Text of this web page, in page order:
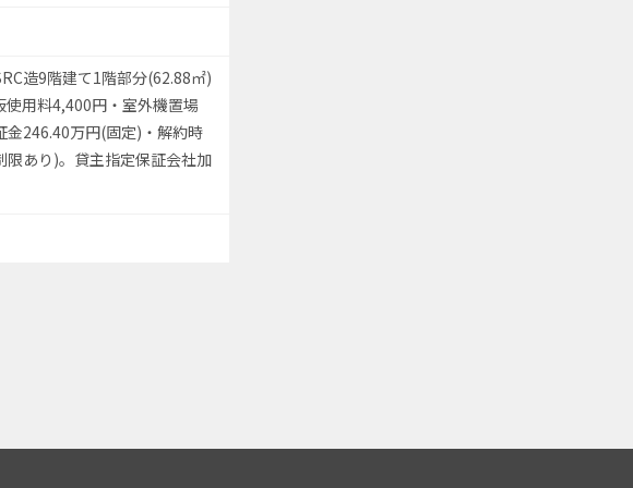
造9階建て1階部分(62.88㎡)
用料4,400円・室外機置場
246.40万円(固定)・解約時
あり)。貸主指定保証会社加